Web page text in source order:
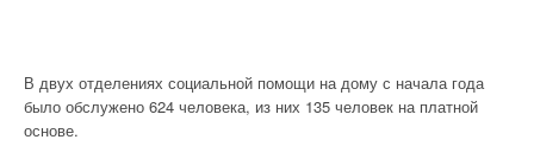
В двух отделениях социальной помощи на дому с начала года
было обслужено 624 человека, из них 135 человек на платной
основе.